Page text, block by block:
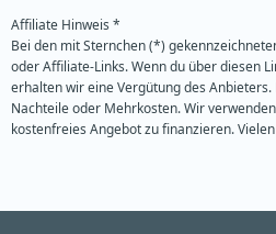
Affiliate Hinweis *
Bei den mit Sternchen (*)
oder Affiliate-Links. Wenn du über diesen
erhalten wir eine Vergütung des
Nachteile oder Mehrkosten. Wir
kostenfreies Angebot zu finanzieren.